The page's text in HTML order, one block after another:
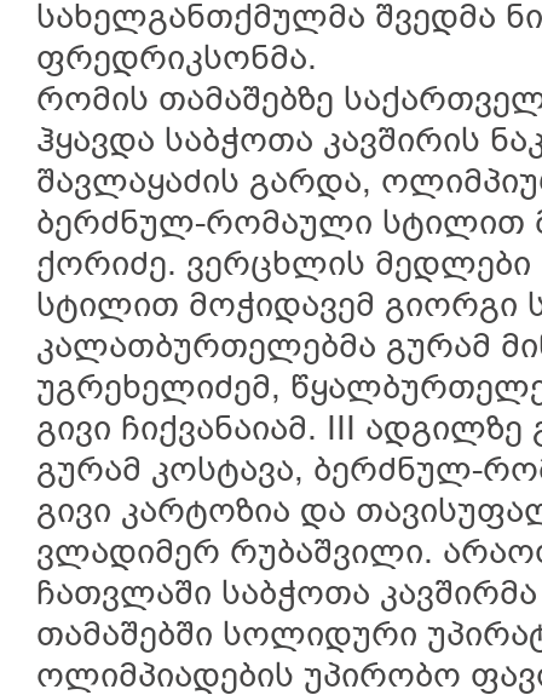
სახელგანთქმულმა შვედმა
ფრედრიკსონმა.
რომის თამაშებზე
ჰყავდა საბჭოთა კავშირის
შავლაყაძის გარდა,
ბერძნულ-რომაული სტილით
ქორიძე. ვერცხლის
სტილით მოჭიდავემ გიორგი
კალათბურთელებმა გურამ
უგრეხელიძემ,
გივი ჩიქვანაიამ. III
გურამ კოსტავა, ბერძნულ-
გივი კარტოზია და
ვლადიმერ რუბაშვილი.
ჩათვლაში საბჭოთა
თამაშებში სოლიდური
ოლიმპიადების უპირობო